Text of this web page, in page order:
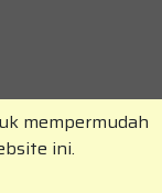
All Rights
mempermudah
ini.